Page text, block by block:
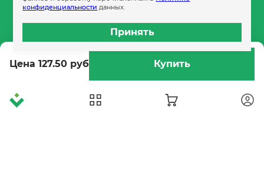
Цена 127.50 руб Купить
Пакеты и сумки
Контейнеры
Бумага офисная
Гигиеническая продукция
конфиденциальности данных.
Принять